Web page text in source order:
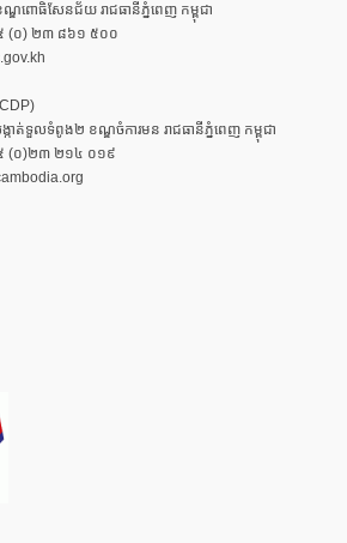
ឌពោធិសែនជ័យ រាជធានីភ្នំពេញ កម្ពុជា
(០) ២៣ ៨៦១ ៥០០
ាត់ទួលទំពូង២ ខណ្ឌចំការមន រាជធានីភ្នំពេញ កម្ពុជា
(០)២៣ ២១៤ ០១៩